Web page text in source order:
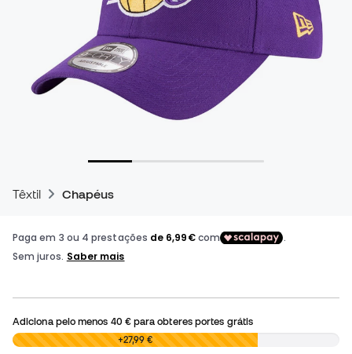
Têxtil Chapéus
Adiciona pelo menos 40 €para obteres portes grátis
0,00 € +27,99 €